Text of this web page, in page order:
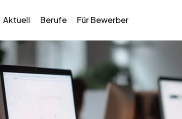
Aktuell Berufe Für Bewerber